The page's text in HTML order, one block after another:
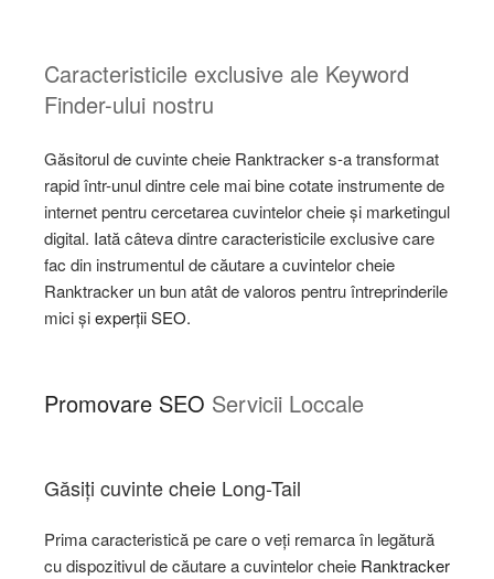
Caracteristicile exclusive ale Keyword
Finder-ului nostru
Găsitorul de cuvinte cheie Ranktracker s-a transformat
rapid într-unul dintre cele mai bine cotate instrumente de
internet pentru cercetarea cuvintelor cheie și marketingul
digital. Iată câteva dintre caracteristicile exclusive care
fac din instrumentul de căutare a cuvintelor cheie
Ranktracker un bun atât de valoros pentru întreprinderile
mici șiexperții SEO.
Promovare SEO Servicii Loccale
Găsiți cuvinte cheie Long-Tail
Prima caracteristică pe care o veți remarca în legătură
cu dispozitivul de căutare a cuvintelor cheie Ranktracker